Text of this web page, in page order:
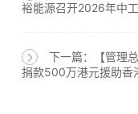
裕能源召开2026年中
下一篇：【管理
捐款500万港元援助香